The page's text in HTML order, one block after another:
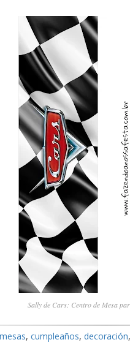
Sally de Cars: Centro de Mesa
, cumpleaños, decoración,